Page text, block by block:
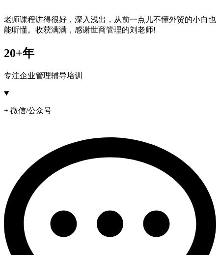
老师课程讲得很好，深入浅出，从前一点儿不懂外贸的小白也
能听懂。收获满满，感谢世商管理的刘老师!
20+年
专注企业管理辅导培训
+ 微信/公众号